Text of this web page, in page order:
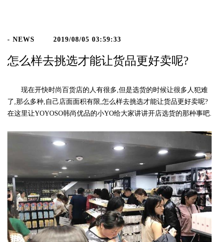
- NEWS 2019/08/05 03:59:33
怎么样去挑选才能让货品更好卖呢?
现在开快时尚百货店的人有很多,但是选货的时候让很多人犯难
了,那么多种,自己店面面积有限,怎么样去挑选才能让货品更好卖呢?
在这里让YOYOSO韩尚优品的小YO给大家讲讲开店选货的那种事吧.